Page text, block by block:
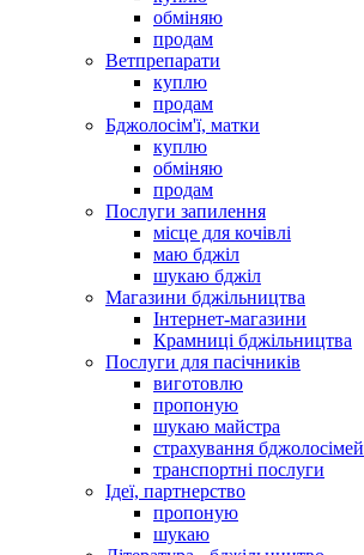
обміняю
продам
Ветпрепарати
куплю
продам
Бджолосім'ї, матки
куплю
обміняю
продам
Послуги запилення
місце для кочівлі
маю бджіл
шукаю бджіл
Магазини бджільництва
Інтернет-магазини
Крамниці бджільництва
Послуги для пасічників
виготовлю
пропоную
шукаю майстра
страхування бджолосімей
транспортні послуги
Ідеї, партнерство
пропоную
шукаю